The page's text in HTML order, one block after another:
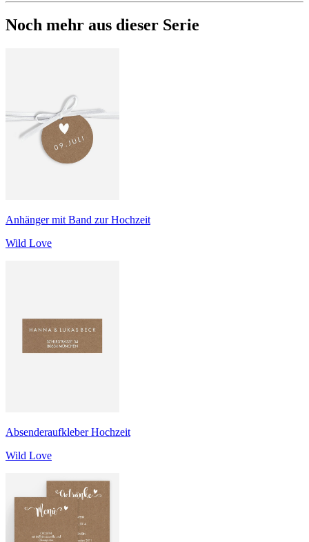
Noch mehr aus dieser Serie
Anhänger mit Band zur Hochzeit
Wild Love
Absenderaufkleber Hochzeit
Wild Love